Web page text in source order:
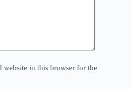
website in this browser for the